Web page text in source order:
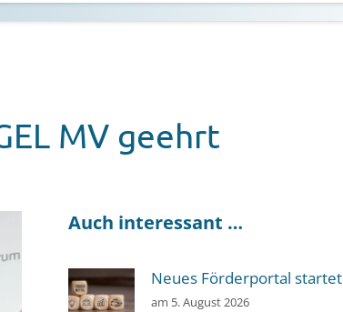
MV geehrt
Auch interessant …
Neues Förderportal startet
am 5. August 2026